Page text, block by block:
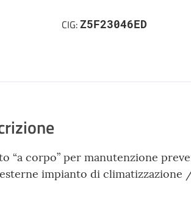
CIG:Z5F23046ED
“a corpo” per manutenzione
impianto di climatizzazione